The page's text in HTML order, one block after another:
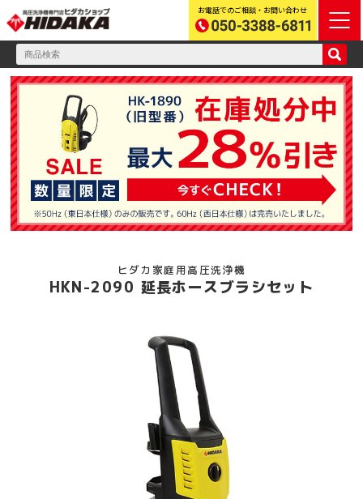
お電話でのご相談・お問い合わせ
ヒダカ家庭用高圧洗浄機
HKN-2090 延長ホースブラシセット